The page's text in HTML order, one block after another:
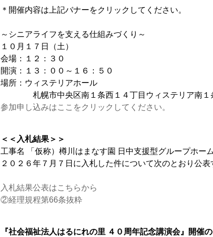
＊開催内容は上記バナーをクリックしてください。
～シニアライフを支える仕組みづくり～
１０月１７日（土）
会場：１２：３０
開演：１３：００～１６：５０
場所：ウィステリアホール
札幌市中央区南１条西１４丁目ウィステリア南１
参加申し込みはここをクリックしてください。
＜＜入札結果＞＞
工事名 「仮称）樽川はまなす園 日中支援型グループホー
２０２６年７月７日に入札した件について次のとおり公表
入札結果公表はこちらから
②経理規程第66条抜粋
『社会福祉法人はるにれの里 ４０周年記念講演会』開催